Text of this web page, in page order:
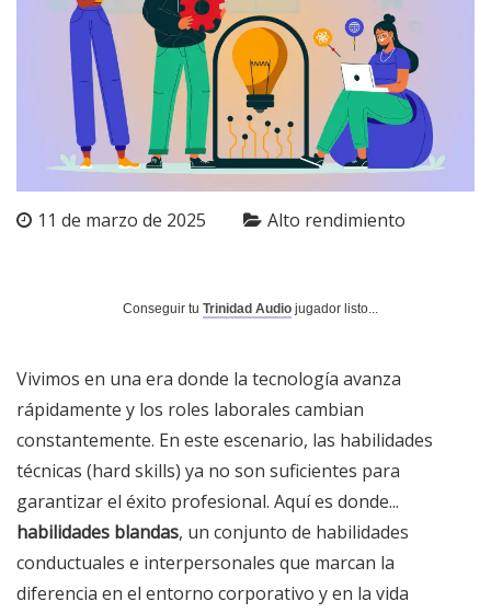
11 de marzo de 2025 Alto rendimiento
Conseguir tu Trinidad Audio jugador listo...
Vivimos en una era donde la tecnología avanza
rápidamente y los roles laborales cambian
constantemente. En este escenario, las habilidades
técnicas (hard skills) ya no son suficientes para
garantizar el éxito profesional. Aquí es donde...
habilidades blandas, un conjunto de habilidades
conductuales e interpersonales que marcan la
diferencia en el entorno corporativo y en la vida